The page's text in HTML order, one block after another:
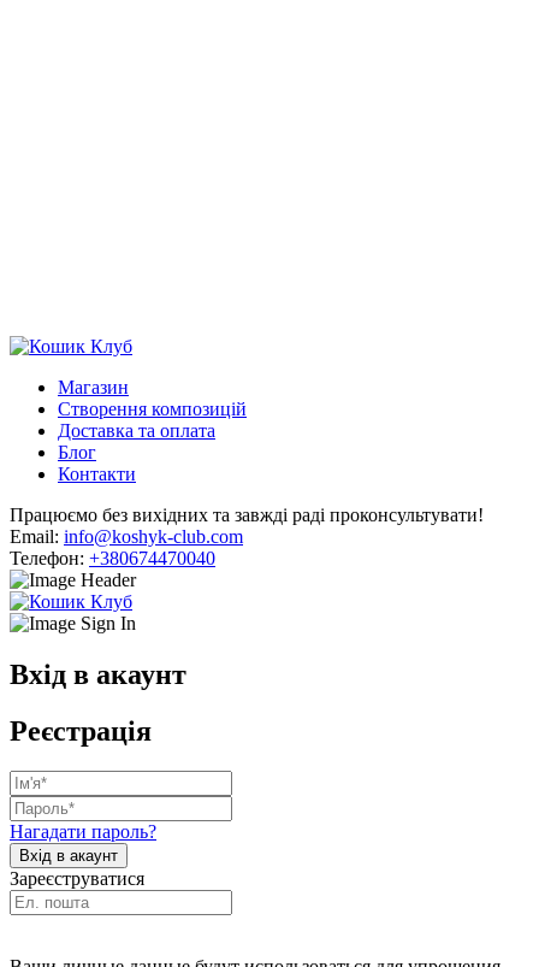
Магазин
Створення композицій
Доставка та оплата
Блог
Контакти
Працюємо без вихідних та завжді раді проконсультувати!
Email: info@koshyk-club.com
Телефон: +380674470040
Вхід в акаунт
Реєстрація
Нагадати пароль?
Зареєструватися